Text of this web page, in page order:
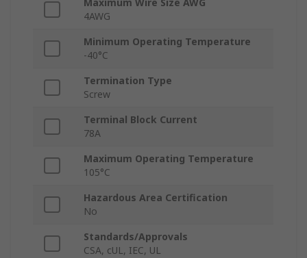
Maximum Wire Size AWG
4AWG
Minimum Operating Temperature
-40°C
Termination Type
Screw
Terminal Block Current
78A
Maximum Operating Temperature
105°C
Hazardous Area Certification
No
Standards/Approvals
CSA, cUL, IEC, UL